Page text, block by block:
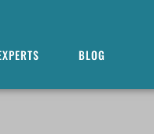
BLOG